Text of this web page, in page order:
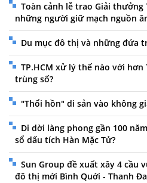
Toàn cảnh lễ trao Giải thưởng
những người giữ mạch nguồn
Du mục đô thị và những đứa
TP.HCM xử lý thế nào với
trùng số?
"Thổi hồn" di sản vào không
Di dời làng phong gần 100
sổ dấu tích Hàn Mặc Tử?
Sun Group đề xuất xây 4 cầu
đô thị mới Bình Quới - Thanh Đa